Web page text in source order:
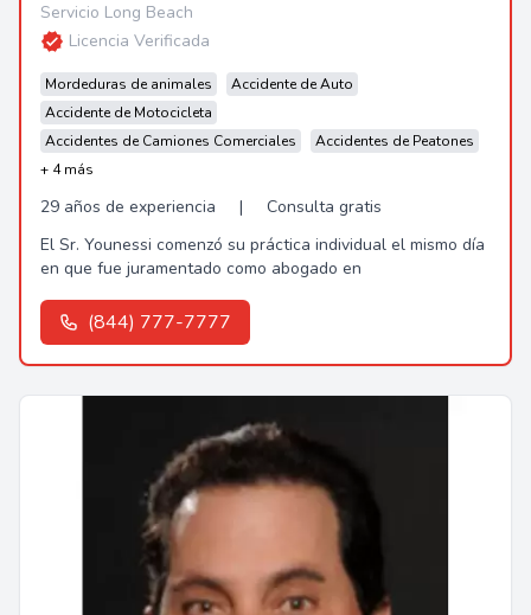
Servicio Long Beach
Licencia Verificada
Mordeduras de animales
Accidente de Auto
Accidente de Motocicleta
Accidentes de Camiones Comerciales
Accidentes de Peatones
+ 4 más
29 años de experiencia |
Consulta gratis
El Sr. Younessi comenzó su práctica individual el mismo día
en que fue juramentado como abogado en
(844) 777-7777